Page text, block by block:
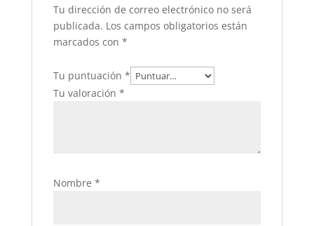
Tu dirección de correo electrónico no será
publicada. Los campos obligatorios están
marcados con *
Tu puntuación *
Tu valoración *
Nombre *